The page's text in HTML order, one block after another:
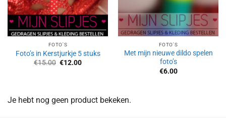
FOTO'S
Foto’s in Kerstjurkje 5 stuks
€15.00 Oorspronkelijke
€12.00Huidige
FOTO'S
Met mijn nieuwe dildo spelen
foto’s
€6.00
Je hebt nog geen product bekeken.